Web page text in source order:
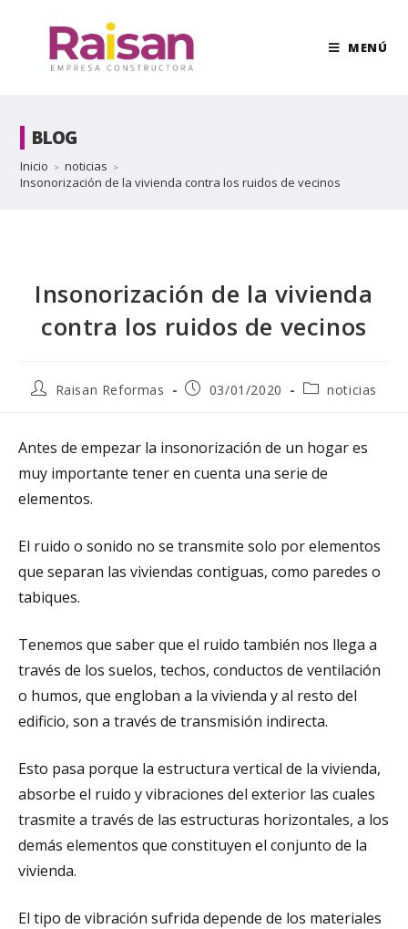
MENÚ
BLOG
Inicio > noticias >
Insonorización de la vivienda contra los ruidos de vecinos
Insonorización de la vivienda
contra los ruidos de vecinos
Raisan Reformas 03/01/2020 noticias
Antes de empezar la insonorización de un hogar es
muy importante tener en cuenta una serie de
elementos.
El ruido o sonido no se transmite solo por elementos
que separan las viviendas contiguas, como paredes o
tabiques.
Tenemos que saber que el ruido también nos llega a
través de los suelos, techos, conductos de ventilación
o humos, que engloban a la vivienda y al resto del
edificio, son a través de transmisión indirecta.
Esto pasa porque la estructura vertical de la vivienda,
absorbe el ruido y vibraciones del exterior las cuales
trasmite a través de las estructuras horizontales, a los
demás elementos que constituyen el conjunto de la
vivienda.
El tipo de vibración sufrida depende de los materiales